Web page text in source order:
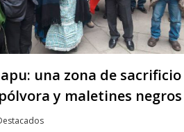
una zona de sacrificio
y maletines negros